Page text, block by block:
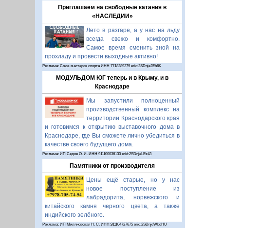
Приглашаем на свободные катания в
«НАСЛЕДИИ»
Лето в разгаре, а у нас на льду
всегда свежо и комфортно.
Самое время сменить зной на
прохладу и провести выходные активно!
Реклама: Союз мастеров спорта ИНН 7718289279 erid:2SDnje2Eh6K
МОДУЛЬДОМ ЮГ теперь и в Крыму, и в
Краснодаре
Мы запустили полноценный
производственный комплекс на
территории Краснодарского края
и готовимся к открытию выставочного дома в
Краснодаре, где Вы сможете лично убедиться в
качестве своего будущего дома.
Реклама: ИП Седов О. И. ИНН 911100036130 erid:2SDnjeLEz43
Памятники от производителя
Цены ещё старые, но у нас
новое поступление из
лабрадорита, норвежского и
китайского камня черного цвета, а также
индийского зелёного.
Реклама: ИП Миляновская Н. С. ИНН:911104727675 erid:2SDnjeWbdHU